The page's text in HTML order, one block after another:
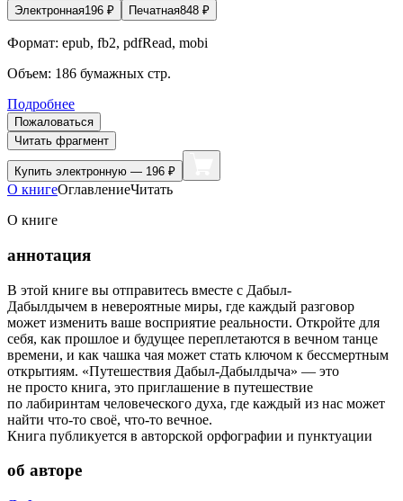
Электронная196 ₽ Печатная848 ₽
Формат: epub, fb2, pdfRead, mobi
Объем: 186 бумажных стр.
Подробнее
Пожаловаться
Читать фрагмент
Купить электронную — 196 ₽
О книгеОглавлениеЧитать
О книге
аннотация
В этой книге вы отправитесь вместе с Дабыл-
Дабылдычем в невероятные миры, где каждый разговор
может изменить ваше восприятие реальности. Откройте для
себя, как прошлое и будущее переплетаются в вечном танце
времени, и как чашка чая может стать ключом к бессмертным
открытиям. «Путешествия Дабыл-Дабылдыча» — это
не просто книга, это приглашение в путешествие
по лабиринтам человеческого духа, где каждый из нас может
найти что-то своё, что-то вечное.
Книга публикуется в авторской орфографии и пунктуации
об авторе